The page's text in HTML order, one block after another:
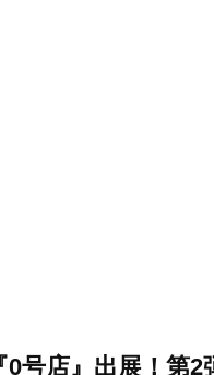
0号店』出展！第2